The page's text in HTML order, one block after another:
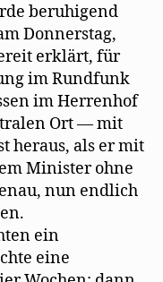
beruhigend
Donnerstag,
erklärt, für
im Rundfunk
im Herrenhof
Ort — mit
heraus, als er mit
Minister ohne
nun endlich
ein
eine